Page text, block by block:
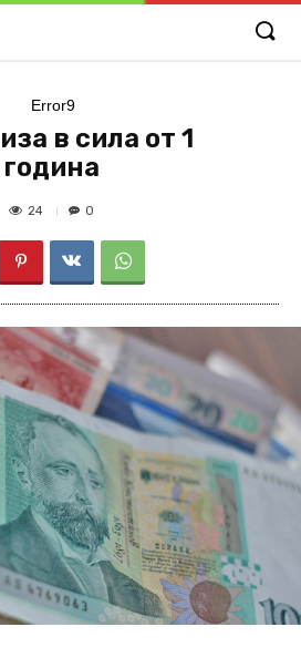
Error9
в сила от 1
24 0